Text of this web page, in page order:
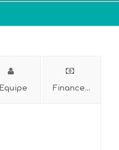
Equipe Financement